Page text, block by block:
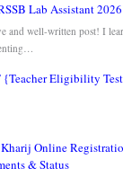
Lab Assistant
and well-written post! I
Eligibility
Online
& Status